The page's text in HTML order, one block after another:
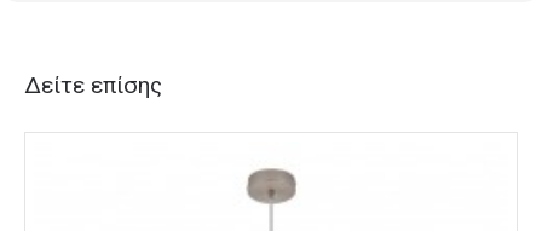
Δείτε επίσης